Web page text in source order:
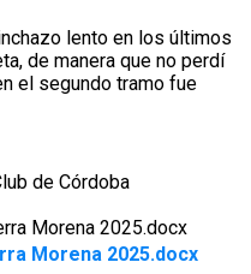
lento en los últimos
de manera que no perdí
el segundo tramo fue
de Córdoba
Morena 2025.docx